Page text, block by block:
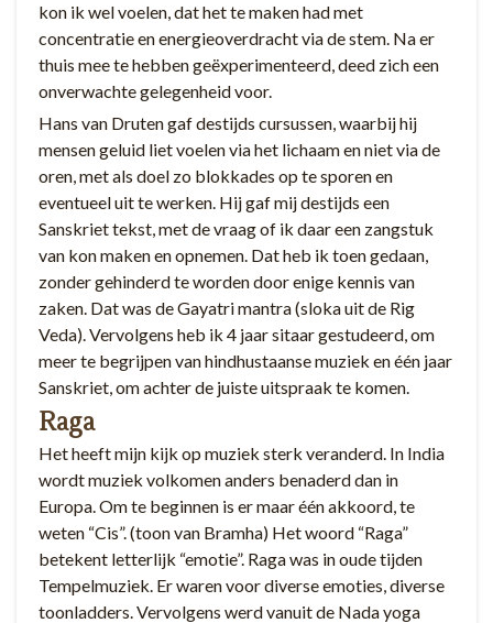
kon ik wel voelen, dat het te maken had met
concentratie en energieoverdracht via de stem. Na er
thuis mee te hebben geëxperimenteerd, deed zich een
onverwachte gelegenheid voor.
Hans van Druten gaf destijds cursussen, waarbij hij
mensen geluid liet voelen via het lichaam en niet via de
oren, met als doel zo blokkades op te sporen en
eventueel uit te werken. Hij gaf mij destijds een
Sanskriet tekst, met de vraag of ik daar een zangstuk
van kon maken en opnemen. Dat heb ik toen gedaan,
zonder gehinderd te worden door enige kennis van
zaken. Dat was de Gayatri mantra (sloka uit de Rig
Veda). Vervolgens heb ik 4 jaar sitaar gestudeerd, om
meer te begrijpen van hindhustaanse muziek en één jaar
Sanskriet, om achter de juiste uitspraak te komen.
Raga
Het heeft mijn kijk op muziek sterk veranderd. In India
wordt muziek volkomen anders benaderd dan in
Europa. Om te beginnen is er maar één akkoord, te
weten “Cis”. (toon van Bramha) Het woord “Raga”
betekent letterlijk “emotie”. Raga was in oude tijden
Tempelmuziek. Er waren voor diverse emoties, diverse
toonladders. Vervolgens werd vanuit de Nada yoga